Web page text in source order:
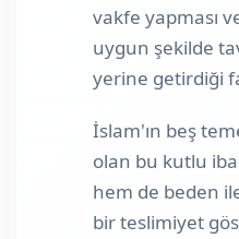
vakfe yapması
uygun şekilde
yerine getirdiği
İslam'ın beş
olan bu kutlu
hem de beden
bir teslimiyet